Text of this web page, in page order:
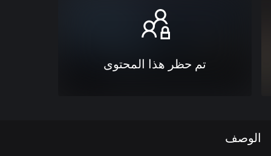
تم حظر هذا المحتوى
الوصف